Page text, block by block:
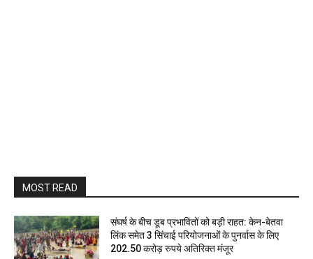
MOST READ
संघर्ष के बीच डूब प्रभावितों को बड़ी राहत: केन-बेतवा
लिंक समेत 3 सिंचाई परियोजनाओं के पुनर्वास के लिए
202.50 करोड़ रुपये अतिरिक्त मंजूर